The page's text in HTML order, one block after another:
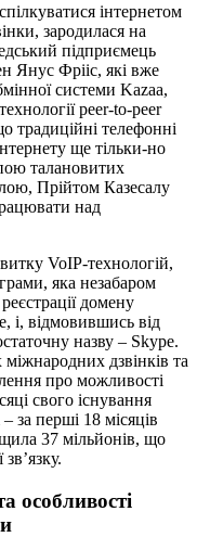
інтернетом
зародилася на
підприємець
Янус Фрііс, які вже
системи Kazaa,
peer-to-peer
традиційні телефонні
ще тільки-но
талановитих
Прійтом Казесалу
над
VoIP-технологій,
яка незабаром
домену
і, відмовившись від
назву – Skype.
дзвінків та
про можливості
свого існування
за перші 18 місяців
37 мільйонів, що
особливості